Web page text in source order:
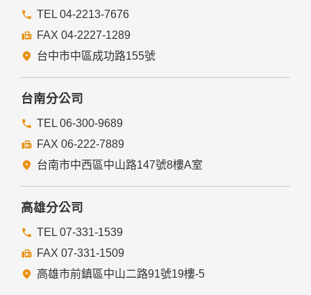
TEL 04-2213-7676
FAX 04-2227-1289
台中市中區成功路155號
台南分公司
TEL 06-300-9689
FAX 06-222-7889
台南市中西區中山路147號8樓A室
高雄分公司
TEL 07-331-1539
FAX 07-331-1509
高雄市前鎮區中山二路91號19樓-5